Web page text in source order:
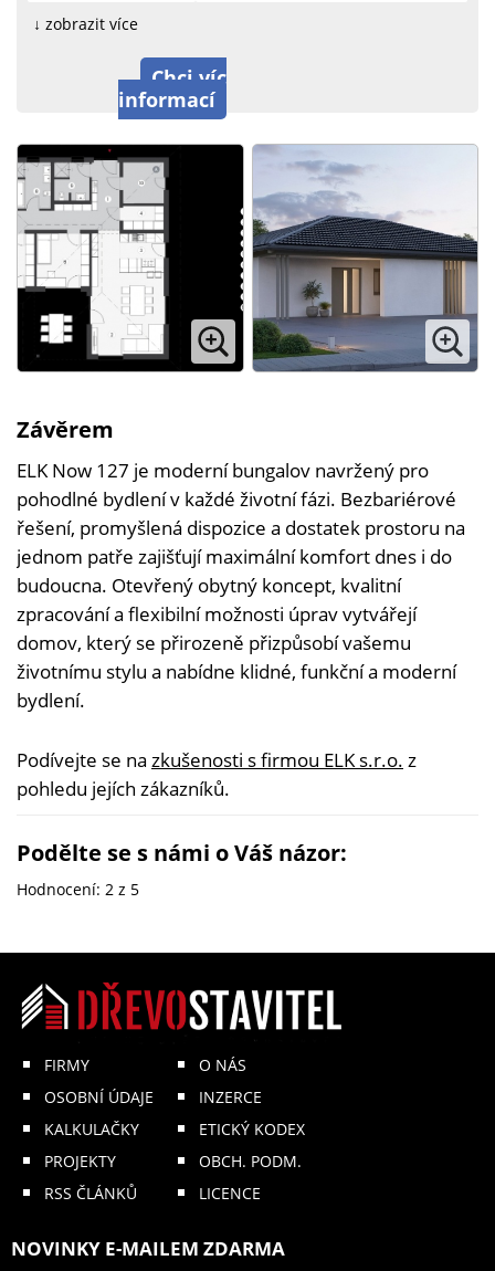
↓ zobrazit více
Chci víc
informací
Závěrem
ELK Now 127 je moderní bungalov navržený pro
pohodlné bydlení v každé životní fázi. Bezbariérové
řešení, promyšlená dispozice a dostatek prostoru na
jednom patře zajišťují maximální komfort dnes i do
budoucna. Otevřený obytný koncept, kvalitní
zpracování a flexibilní možnosti úprav vytvářejí
domov, který se přirozeně přizpůsobí vašemu
životnímu stylu a nabídne klidné, funkční a moderní
bydlení.
Podívejte se na zkušenosti s firmou ELK s.r.o. z
pohledu jejích zákazníků.
Podělte se s námi o Váš názor:
Hodnocení: 2 z 5
FIRMY
OSOBNÍ ÚDAJE
KALKULAČKY
PROJEKTY
RSS ČLÁNKŮ
O NÁS
INZERCE
ETICKÝ KODEX
OBCH. PODM.
LICENCE
NOVINKY E-MAILEM ZDARMA